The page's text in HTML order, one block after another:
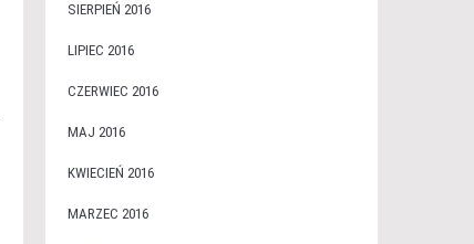
SIERPIEŃ 2016
LIPIEC 2016
CZERWIEC 2016
MAJ 2016
KWIECIEŃ 2016
MARZEC 2016